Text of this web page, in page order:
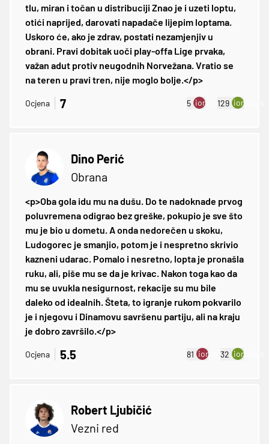
tlu, miran i točan u distribuciji Znao je i uzeti loptu,
otići naprijed, darovati napadače lijepim loptama.
Uskoro će, ako je zdrav, postati nezamjenjiv u
obrani. Pravi dobitak uoči play-offa Lige prvaka,
važan adut protiv neugodnih Norvežana. Vratio se
na teren u pravi tren, nije moglo bolje.</p>
Ocjena 7 5 ion:minus
129 ion:plus
Dino Perić
Obrana
<p>Oba gola idu mu na dušu. Do te nadoknade prvog
poluvremena odigrao bez greške, pokupio je sve što
mu je bio u dometu. A onda nedorečen u skoku,
Ludogorec je smanjio, potom je i nespretno skrivio
kazneni udarac. Pomalo i nesretno, lopta je pronašla
ruku, ali, piše mu se da je krivac. Nakon toga kao da
mu se uvukla nesigurnost, rekacije su mu bile
daleko od idealnih. Šteta, to igranje rukom pokvarilo
je i njegovu i Dinamovu savršenu partiju, ali na kraju
je dobro završilo.</p>
Ocjena 5.5 81 ion:minus
32 ion:plus
Robert Ljubičić
Vezni red